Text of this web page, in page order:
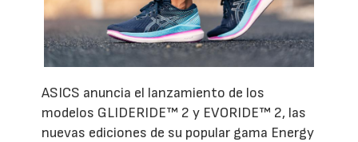
ASICS anuncia el lanzamiento de los
modelos GLIDERIDE™ 2 y EVORIDE™ 2, las
nuevas ediciones de su popular gama Energy